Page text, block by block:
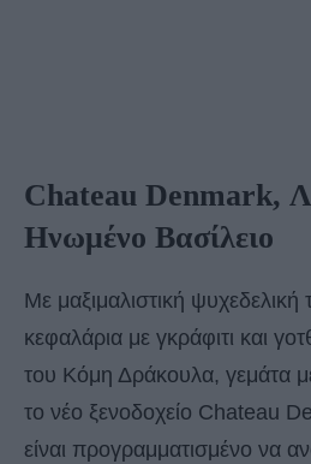
Chateau Denmark,
Ηνωμένο Βασίλειο
Με μαξιμαλιστική ψυχεδελική
κεφαλάρια με γκράφιτι και
του Κόμη Δράκουλα, γεμάτα
το νέο ξενοδοχείο Chateau
είναι προγραμματισμένο να